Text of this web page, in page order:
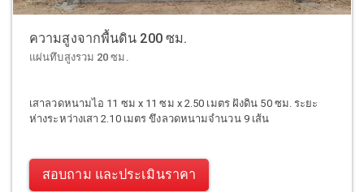
ความสูงจากพื้นดิน 200 ซม.
แผ่นทึบสูงรวม 20 ซม.
เสาลวดหนามไอ 11 ซม x 11 ซม x 2.50 เมตร ฝังดิน 50 ซม. ระยะ
ห่างระหว่างเสา 2.10 เมตร ขึงลวดหนามจำนวน 9 เส้น
สอบถาม และประเมินราคา